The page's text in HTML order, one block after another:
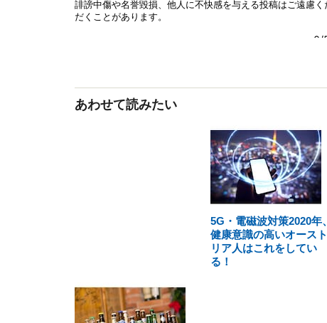
あわせて読みたい
5G・電磁波対策2020年、
健康意識の高いオースト
リア人はこれをしてい
る！